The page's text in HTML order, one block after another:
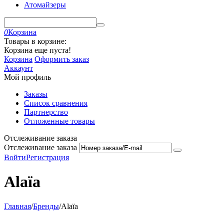
Атомайзеры
0Корзина
Товары в корзине:
Корзина еще пуста!
Корзина Оформить заказ
Аккаунт
Мой профиль
Заказы
Список сравнения
Партнерство
Отложенные товары
Отслеживание заказа
Отслеживание заказа
ВойтиРегистрация
Alaïa
Главная/Бренды/Alaïa